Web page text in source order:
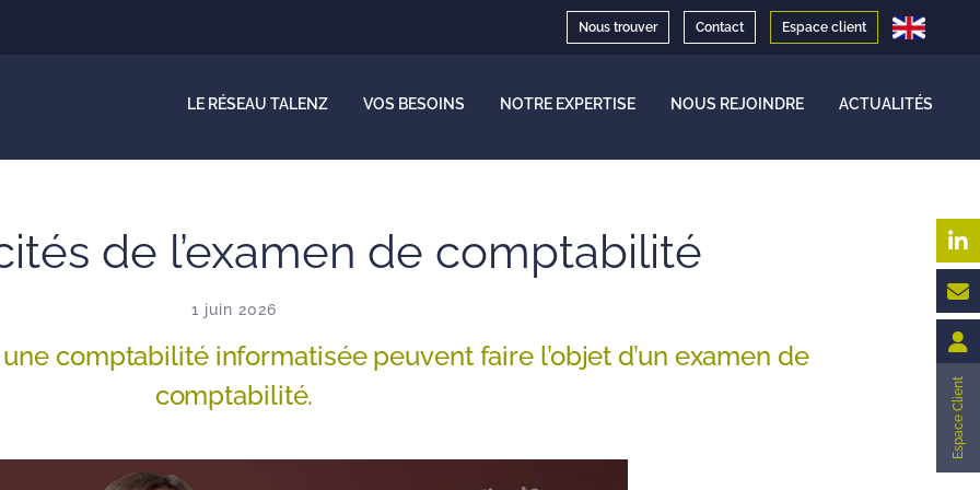
Nous trouver Contact Espace client
LE RÉSEAU TALENZ VOS BESOINS NOTRE EXPERTISE NOUS REJOINDRE ACTUALITÉS
de l’examen de comptabilité
1 juin 2026
comptabilité informatisée peuvent faire l’objet d’un examen de
comptabilité.
Espace Client